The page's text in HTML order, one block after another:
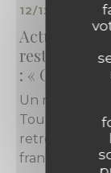
Actu pas de
restaurant
: « On veut
12/12/2025
Un nouveau
Touquet. Le
retrouve des
française,